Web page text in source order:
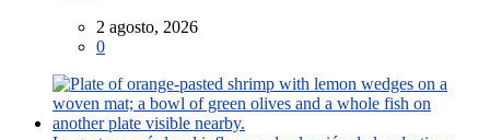
2 agosto, 2026
0